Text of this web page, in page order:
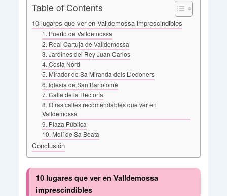
Table of Contents
10 lugares que ver en Valldemossa imprescindibles
1. Puerto de Valldemossa
2. Real Cartuja de Valldemossa
3. Jardines del Rey Juan Carlos
4. Costa Nord
5. Mirador de Sa Miranda dels Lledoners
6. Iglesia de San Bartolomé
7. Calle de la Rectoría
8. Otras calles recomendables que ver en
Valldemossa
9. Plaza Pública
10. Molí de Sa Beata
Conclusión
10 lugares que ver en Valldemossa
imprescindibles